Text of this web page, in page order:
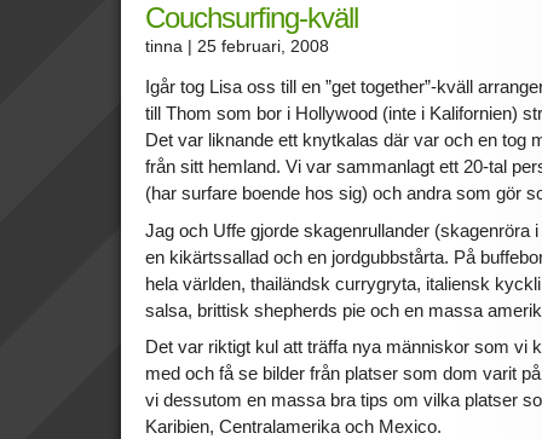
Couchsurfing-kväll
tinna | 25 februari, 2008
Igår tog Lisa oss till en ”get together”-kväll
till Thom som bor i Hollywood (inte i Kalifornien)
Det var liknande ett knytkalas där var och en tog
från sitt hemland. Vi var sammanlagt ett 20-tal
(har surfare boende hos sig) och andra som gör
Jag och Uffe gjorde skagenrullander (skagenröra
en kikärtssallad och en jordgubbstårta. På
hela världen, thailändsk currygryta, italiensk
salsa, brittisk shepherds pie och en massa
Det var riktigt kul att träffa nya människor som vi
med och få se bilder från platser som dom varit
vi dessutom en massa bra tips om vilka platser
Karibien, Centralamerika och Mexico.